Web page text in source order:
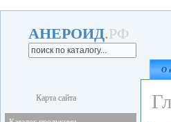
АНЕРОИД.РФ
О
Карта сайта